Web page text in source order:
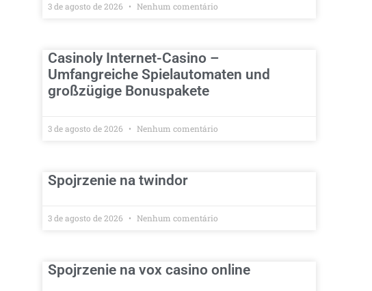
3 de agosto de 2026 Nenhum comentário
Casinoly Internet-Casino –
Umfangreiche Spielautomaten und
großzügige Bonuspakete
3 de agosto de 2026 Nenhum comentário
Spojrzenie na twindor
3 de agosto de 2026 Nenhum comentário
Spojrzenie na vox casino online